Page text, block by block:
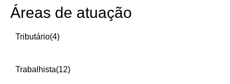
Áreas de atuação
Tributário(4)
Trabalhista(12)